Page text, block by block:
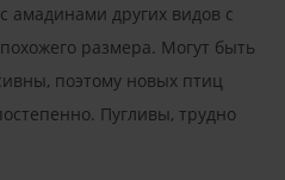
амадинами других видов с
размера. Могут быть
поэтому новых птиц
Пугливы, трудно